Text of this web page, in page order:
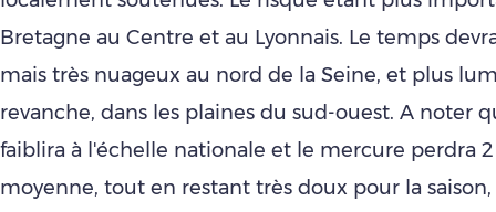
Bretagne au Centre et au Lyonnais. Le temps
mais très nuageux au nord de la Seine, et plus
revanche, dans les plaines du sud-ouest. A noter
faiblira à l'échelle nationale et le mercure perdra 2
moyenne, tout en restant très doux pour la